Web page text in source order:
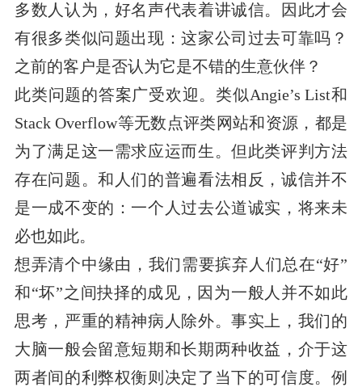
多数人认为，好名声代表着讲诚信。因此才会
有很多类似问题出现：这家公司过去可靠吗？
之前的客户是否认为它是不错的生意伙伴？
此类问题的答案广受欢迎。类似Angie’s List和
Stack Overflow等无数点评类网站和资源，都是
为了满足这一需求应运而生。但此类评判方法
存在问题。和人们的普遍看法相反，诚信并不
是一成不变的：一个人过去公道诚实，将来未
必也如此。
想弄清个中缘由，我们需要摈弃人们总在“好”
和“坏”之间抉择的成见，因为一般人并不如此
思考，严重的精神病人除外。事实上，我们的
大脑一般会留意短期和长期两种收益，介于这
两者间的利弊权衡则决定了当下的可信度。例